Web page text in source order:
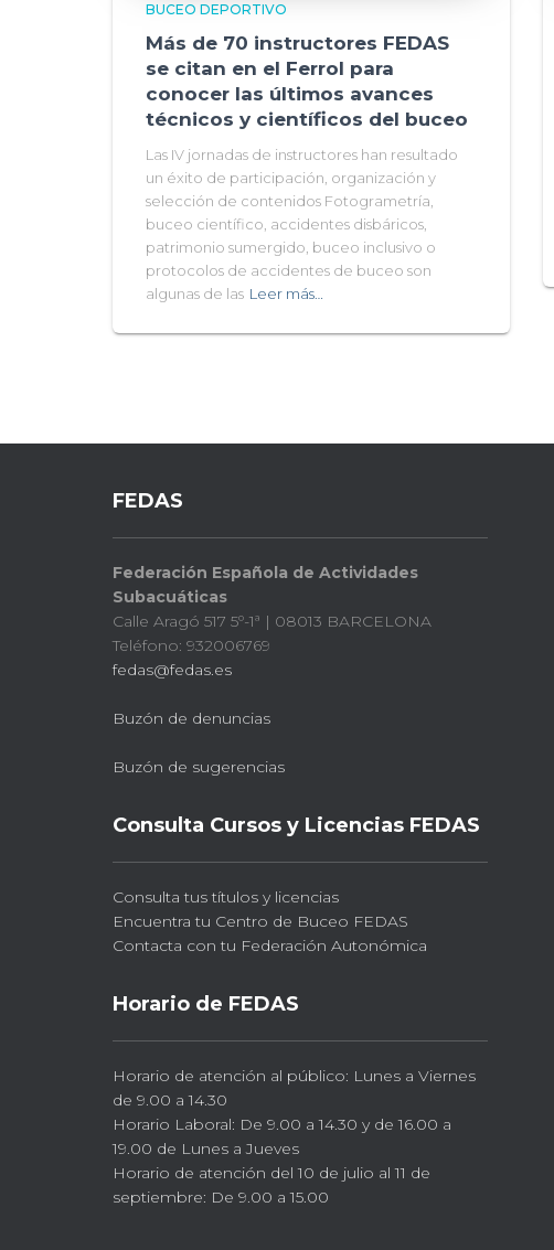
BUCEO DEPORTIVO
Más de 70 instructores FEDAS
se citan en el Ferrol para
conocer las últimos avances
técnicos y científicos del buceo
Las IV jornadas de instructores han resultado
un éxito de participación, organización y
selección de contenidos Fotogrametría,
buceo científico, accidentes disbáricos,
patrimonio sumergido, buceo inclusivo o
protocolos de accidentes de buceo son
algunas de las Leer más…
FEDAS
Federación Española de Actividades
Subacuáticas
Calle Aragó 517 5º-1ª | 08013 BARCELONA
Teléfono: 932006769
fedas@fedas.es
Buzón de denuncias
Buzón de sugerencias
Consulta Cursos y Licencias FEDAS
Consulta tus títulos y licencias
Encuentra tu Centro de Buceo FEDAS
Contacta con tu Federación Autonómica
Horario de FEDAS
Horario de atención al público: Lunes a Viernes
de 9.00 a 14.30
Horario Laboral: De 9.00 a 14.30 y de 16.00 a
19.00 de Lunes a Jueves
Horario de atención del 10 de julio al 11 de
septiembre: De 9.00 a 15.00